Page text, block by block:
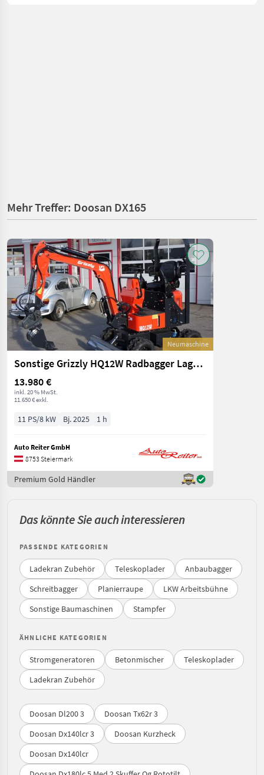
Mehr Treffer: Doosan DX165
Neumaschine
Sonstige Grizzly HQ12W Radbagger Lagernd
13.980 €
inkl. 20 % MwSt.
11.650 € exkl.
11 PS/8 kW Bj. 2025 1 h
Auto Reiter GmbH
8753 Steiermark
Premium Gold Händler
Das könnte Sie auch interessieren
PASSENDE KATEGORIEN
Ladekran Zubehör Teleskoplader
Anbaubagger
Schreitbagger
Planierraupe
LKW Arbeitsbühne
Sonstige Baumaschinen
Stampfer
ÄHNLICHE KATEGORIEN
Stromgeneratoren Betonmischer
Teleskoplader
Ladekran Zubehör
Doosan Dl200 3
Doosan Tx62r 3
Doosan Dx140lcr 3
Doosan Kurzheck
Doosan Dx140lcr